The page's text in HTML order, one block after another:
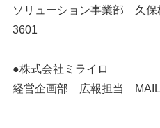
ソリューション事業部 久
3601
●株式会社ミライロ
経営企画部 広報担当 MAIL